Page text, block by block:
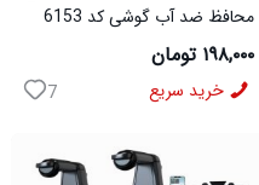
محافظ ضد آب گوشی کد 6153
۱۹۸,۰۰۰ تومان
خرید سریع 7